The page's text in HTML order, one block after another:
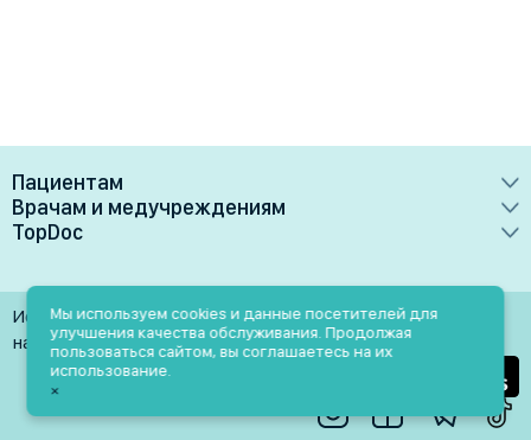
Пациентам
Врачи
Клиники
Лаборатории
Услуги
Блог
Акции и скидки
Врачам и медучреждениям
Преимущества
Медучреждениям
Врачам
TopDoc
Контакты
Помощь
Использование материалов разрешено только при
наличии активной ссылки на источник
Мы используем cookies и данные посетителей для
улучшения качества обслуживания. Продолжая
пользоваться сайтом, вы соглашаетесь на их
использование.
×